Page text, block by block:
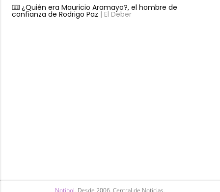
¿Quién era Mauricio Aramayo?, el hombre de
confianza de Rodrigo Paz | El Deber
Notibol . Desde 2006. Central de Noticias.